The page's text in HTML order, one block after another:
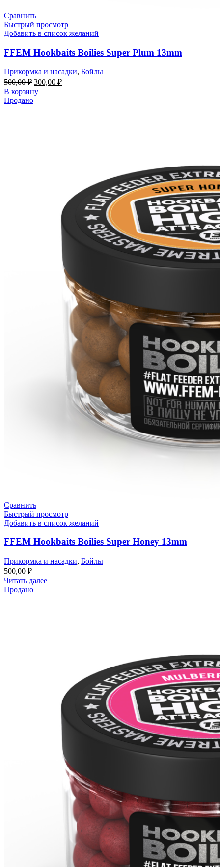
Сравнить
Быстрый просмотр
Добавить в список желаний
FFEM Hookbaits Boilies Super Plum 13mm
Прикормка и насадки, Бойлы
500,00₽ 300,00 ₽
В корзину
Продано
Сравнить
Быстрый просмотр
Добавить в список желаний
FFEM Hookbaits Boilies Super Honey 13mm
Прикормка и насадки, Бойлы
500,00 ₽
Читать далее
Продано